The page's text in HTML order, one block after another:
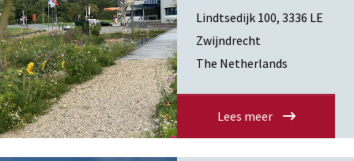
Lindtsedijk 100, 3336 LE
Zwijndrecht
The Netherlands
Lees meer